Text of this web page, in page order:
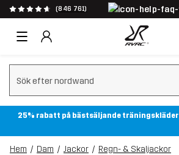
(846 761)
Rensa sök
25% rabatt på bästsäljande träningskläder
Hem Dam Jackor Regn- & Skaljackor